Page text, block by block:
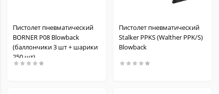
Пистолет пневматический
BORNER P08 Blowback
(баллончики 3 шт + шарики
250 шт)
Пистолет пневматический
Stalker PPKS (Walther PPK/S)
Blowback